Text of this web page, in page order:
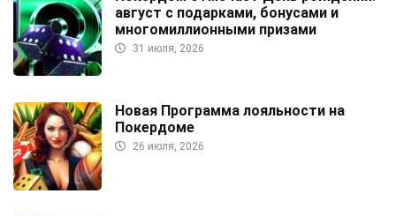
август с подарками, бонусами и
многомиллионными призами
31 июля, 2026
Новая Программа лояльности на
Покердоме
26 июля, 2026